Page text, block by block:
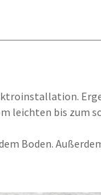
leichten bis zum
Boden.